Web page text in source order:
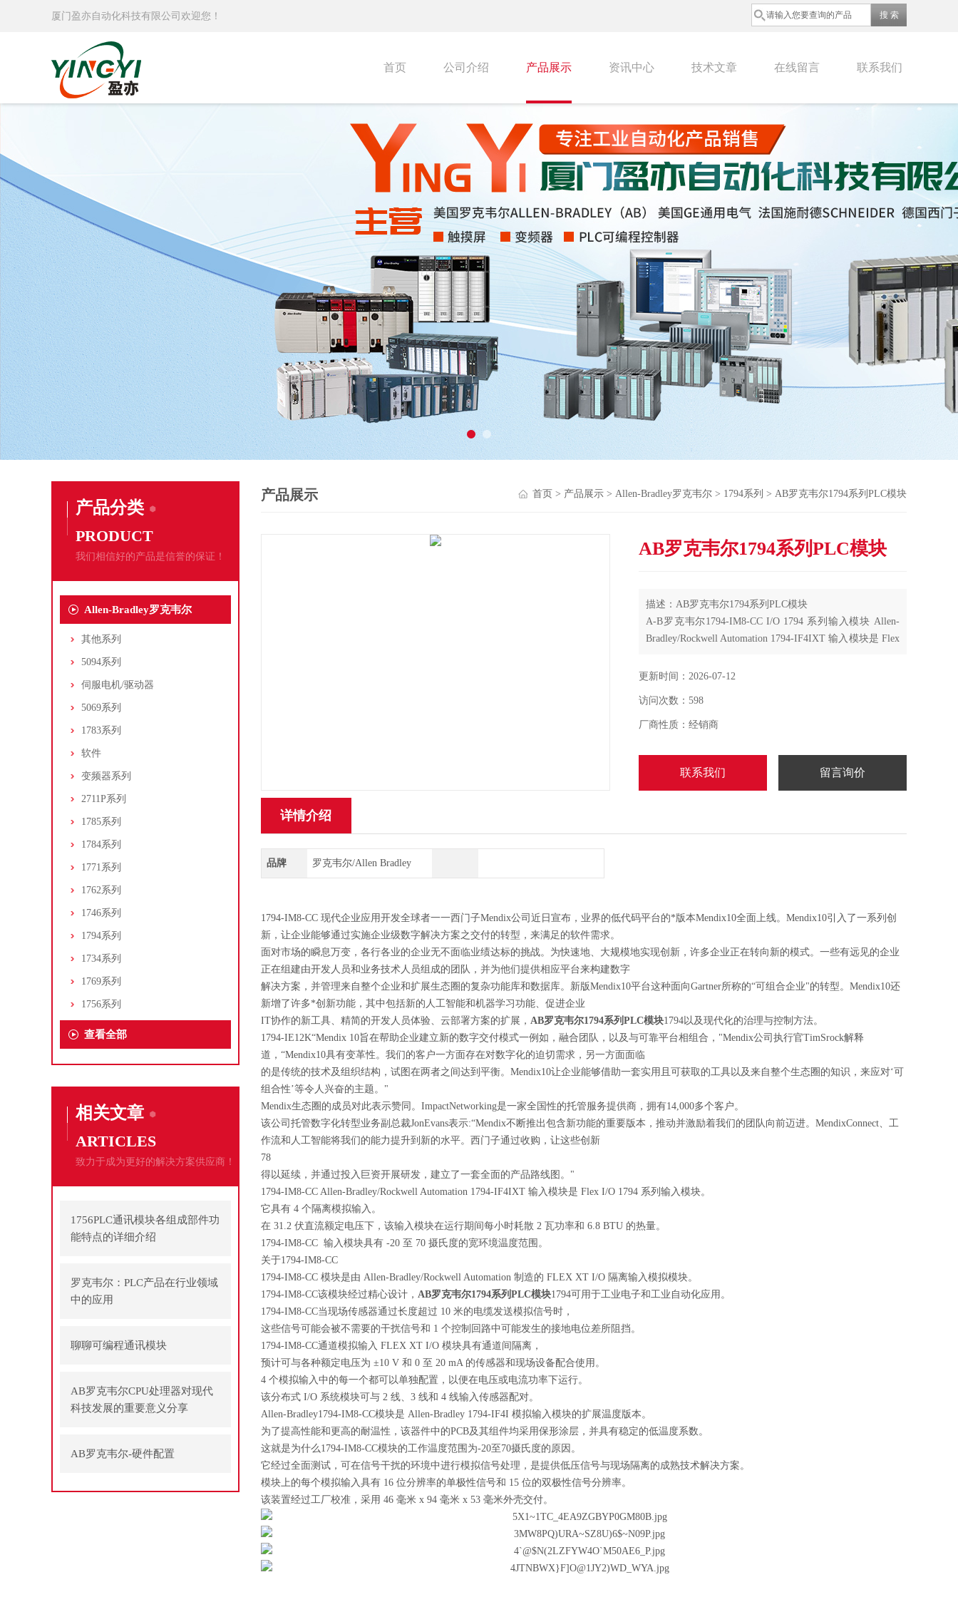
厦门盈亦自动化科技有限公司欢迎您！
首页 公司介绍 产品展示 资讯中心 技术文章 在线留言 联系我们
产品分类
PRODUCT
我们相信好的产品是信誉的保证！
Allen-Bradley罗克韦尔
其他系列
5094系列
伺服电机/驱动器
5069系列
1783系列
软件
变频器系列
2711P系列
1785系列
1784系列
1771系列
1762系列
1746系列
1794系列
1734系列
1769系列
1756系列
查看全部
相关文章
ARTICLES
致力于成为更好的解决方案供应商！
1756PLC通讯模块各组成部件功
能特点的详细介绍
罗克韦尔：PLC产品在行业领域
中的应用
聊聊可编程通讯模块
AB罗克韦尔CPU处理器对现代
科技发展的重要意义分享
AB罗克韦尔-硬件配置
产品展示 首页 > 产品展示 > Allen-Bradley罗克韦尔 > 1794系列 > AB罗克韦尔1794系列PLC模块
AB罗克韦尔1794系列PLC模块
描述：AB罗克韦尔1794系列PLC模块
A-B罗克韦尔1794-IM8-CC I/O 1794 系列输入模块 Allen-
Bradley/Rockwell Automation 1794-IF4IXT 输入模块是 Flex
在 31.2 伏直流额定电压下，该输入模块在运行期间每小时
更新时间：2026-07-12
访问次数：598
厂商性质：经销商
联系我们 留言询价
详情介绍
品牌 罗克韦尔/Allen Bradley
1794-IM8-CC 现代企业应用开发全球者一一西门子Mendix公司近日宣布，业界的低代码平台的*版本Mendix10全面上线。Mendix10引入了一系列创
新，让企业能够通过实施企业级数字解决方案之交付的转型，来满足的软件需求。
面对市场的瞬息万变，各行各业的企业无不面临业绩达标的挑战。为快速地、大规模地实现创新，许多企业正在转向新的模式。一些有远见的企业
正在组建由开发人员和业务技术人员组成的团队，并为他们提供相应平台来构建数字
解决方案，并管理来自整个企业和扩展生态圈的复杂功能库和数据库。新版Mendix10平台这种面向Gartner所称的“可组合企业"的转型。Mendix10还
新增了许多*创新功能，其中包括新的人工智能和机器学习功能、促进企业
IT协作的新工具、精简的开发人员体验、云部署方案的扩展， AB罗克韦尔1794系列PLC模块1794以及现代化的治理与控制方法。
1794-IE12K“Mendix 10旨在帮助企业建立新的数字交付模式一例如，融合团队，以及与可靠平台相组合，"Mendix公司执行官TimSrock解释
道，“Mendix10具有变革性。我们的客户一方面存在对数字化的迫切需求，另一方面面临
的是传统的技术及组织结构，试图在两者之间达到平衡。Mendix10让企业能够借助一套实用且可获取的工具以及来自整个生态圈的知识，来应对‘可
组合性’等令人兴奋的主题。"
Mendix生态圈的成员对此表示赞同。ImpactNetworking是一家全国性的托管服务提供商，拥有14,000多个客户。
该公司托管数字化转型业务副总裁JonEvans表示:“Mendix不断推出包含新功能的重要版本，推动并激励着我们的团队向前迈进。MendixConnect、工
作流和人工智能将我们的能力提升到新的水平。西门子通过收购，让这些创新
78
得以延续，并通过投入巨资开展研发，建立了一套全面的产品路线图。"
1794-IM8-CC Allen-Bradley/Rockwell Automation 1794-IF4IXT 输入模块是 Flex I/O 1794 系列输入模块。
它具有 4 个隔离模拟输入。
在 31.2 伏直流额定电压下，该输入模块在运行期间每小时耗散 2 瓦功率和 6.8 BTU 的热量。
1794-IM8-CC 输入模块具有 -20 至 70 摄氏度的宽环境温度范围。
关于1794-IM8-CC
1794-IM8-CC 模块是由 Allen-Bradley/Rockwell Automation 制造的 FLEX XT I/O 隔离输入模拟模块。
1794-IM8-CC该模块经过精心设计， AB罗克韦尔1794系列PLC模块1794可用于工业电子和工业自动化应用。
1794-IM8-CC当现场传感器通过长度超过 10 米的电缆发送模拟信号时，
这些信号可能会被不需要的干扰信号和 1 个控制回路中可能发生的接地电位差所阻挡。
1794-IM8-CC通道模拟输入 FLEX XT I/O 模块具有通道间隔离，
预计可与各种额定电压为 ±10 V 和 0 至 20 mA 的传感器和现场设备配合使用。
4 个模拟输入中的每一个都可以单独配置，以便在电压或电流功率下运行。
该分布式 I/O 系统模块可与 2 线、3 线和 4 线输入传感器配对。
Allen-Bradley1794-IM8-CC模块是 Allen-Bradley 1794-IF4I 模拟输入模块的扩展温度版本。
为了提高性能和更高的耐温性，该器件中的PCB及其组件均采用保形涂层，并具有稳定的低温度系数。
这就是为什么1794-IM8-CC模块的工作温度范围为-20至70摄氏度的原因。
它经过全面测试，可在信号干扰的环境中进行模拟信号处理，是提供低压信号与现场隔离的成熟技术解决方案。
模块上的每个模拟输入具有 16 位分辨率的单极性信号和 15 位的双极性信号分辨率。
该装置经过工厂校准，采用 46 毫米 x 94 毫米 x 53 毫米外壳交付。